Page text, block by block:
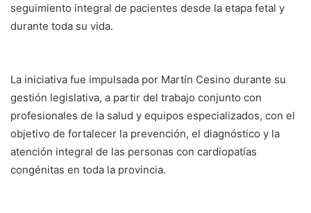
seguimiento integral de pacientes desde la etapa fetal y
durante toda su vida.
La iniciativa fue impulsada por Martín Cesino durante su
gestión legislativa, a partir del trabajo conjunto con
profesionales de la salud y equipos especializados, con el
objetivo de fortalecer la prevención, el diagnóstico y la
atención integral de las personas con cardiopatías
congénitas en toda la provincia.